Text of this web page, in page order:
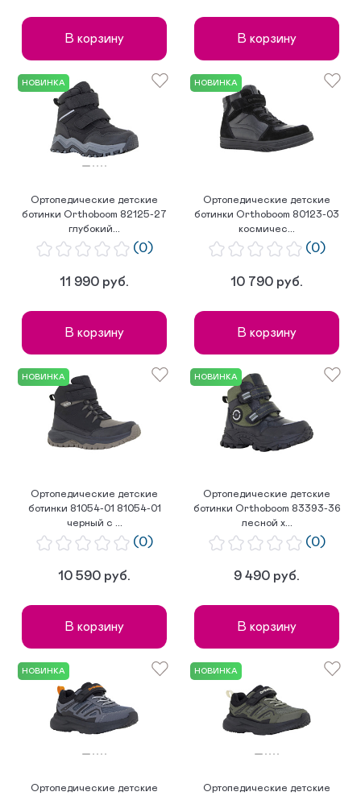
В корзину В корзину
НОВИНКА
Ортопедические детские
ботинки Orthoboom 82125-27
глубокий...
(0)
11 990 руб.
В корзину
НОВИНКА
Ортопедические детские
ботинки Orthoboom 80123-03
космичес...
(0)
10 790 руб.
В корзину
НОВИНКА
Ортопедические детские
ботинки 81054-01 81054-01
черный с ...
(0)
10 590 руб.
В корзину
НОВИНКА
Ортопедические детские
ботинки Orthoboom 83393-36
лесной х...
(0)
9 490 руб.
В корзину
НОВИНКА
Ортопедические детские
НОВИНКА
Ортопедические детские